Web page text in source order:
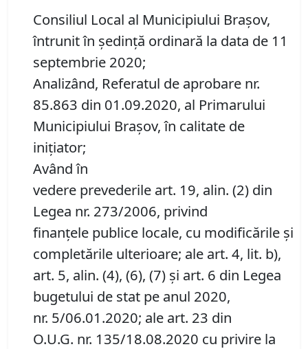
Consiliul Local al Municipiului Brașov,
întrunit în ședință ordinară la data de 11
septembrie 2020;
Analizând, Referatul de aprobare nr.
85.863 din 01.09.2020, al Primarului
Municipiului Brașov, în calitate de
inițiator;
Având în
vedere prevederile art. 19, alin. (2) din
Legea nr. 273/2006, privind
finanțele publice locale, cu modificările și
completările ulterioare; ale art. 4, lit. b),
art. 5, alin. (4), (6), (7) și art. 6 din Legea
bugetului de stat pe anul 2020,
nr. 5/06.01.2020; ale art. 23 din
O.U.G. nr. 135/18.08.2020 cu privire la